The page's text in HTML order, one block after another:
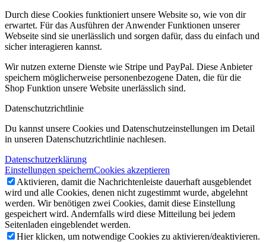
Durch diese Cookies funktioniert unsere Website so, wie von dir
erwartet. Für das Ausführen der Anwender Funktionen unserer
Webseite sind sie unerlässlich und sorgen dafür, dass du einfach und
sicher interagieren kannst.
Wir nutzen externe Dienste wie Stripe und PayPal. Diese Anbieter
speichern möglicherweise personenbezogene Daten, die für die
Shop Funktion unsere Website unerlässlich sind.
Datenschutzrichtlinie
Du kannst unsere Cookies und Datenschutzeinstellungen im Detail
in unseren Datenschutzrichtlinie nachlesen.
Datenschutzerklärung
Einstellungen speichernCookies akzeptieren
Aktivieren, damit die Nachrichtenleiste dauerhaft ausgeblendet
wird und alle Cookies, denen nicht zugestimmt wurde, abgelehnt
werden. Wir benötigen zwei Cookies, damit diese Einstellung
gespeichert wird. Andernfalls wird diese Mitteilung bei jedem
Seitenladen eingeblendet werden.
Hier klicken, um notwendige Cookies zu aktivieren/deaktivieren.